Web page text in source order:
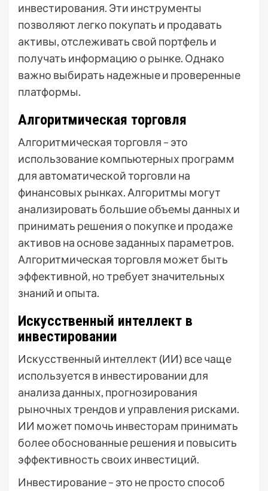
инвестирования. Эти инструменты
позволяют легко покупать и продавать
активы, отслеживать свой портфель и
получать информацию о рынке. Однако
важно выбирать надежные и проверенные
платформы.
Алгоритмическая торговля
Алгоритмическая торговля – это
использование компьютерных программ
для автоматической торговли на
финансовых рынках. Алгоритмы могут
анализировать большие объемы данных и
принимать решения о покупке и продаже
активов на основе заданных параметров.
Алгоритмическая торговля может быть
эффективной, но требует значительных
знаний и опыта.
Искусственный интеллект в
инвестировании
Искусственный интеллект (ИИ) все чаще
используется в инвестировании для
анализа данных, прогнозирования
рыночных трендов и управления рисками.
ИИ может помочь инвесторам принимать
более обоснованные решения и повысить
эффективность своих инвестиций.
Инвестирование – это не просто способ